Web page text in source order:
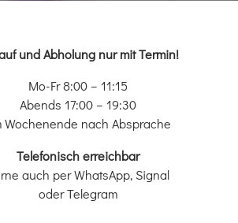
und Abholung nur mit Termin!
Mo-Fr 8:00 – 11:15
Abends 17:00 – 19:30
Wochenende nach Absprache
Telefonisch erreichbar
auch per WhatsApp, Signal
oder Telegram